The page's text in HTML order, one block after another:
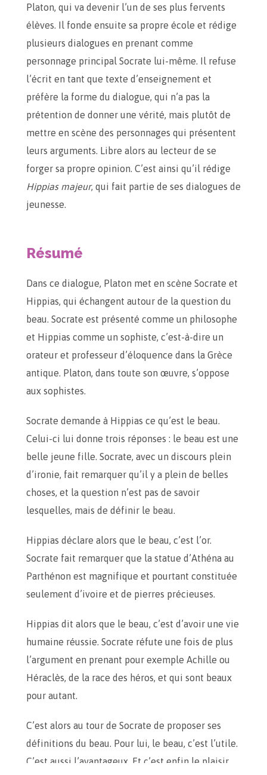
Platon, qui va devenir l’un de ses plus fervents
élèves. Il fonde ensuite sa propre école et rédige
plusieurs dialogues en prenant comme
personnage principal Socrate lui-même. Il refuse
l’écrit en tant que texte d’enseignement et
préfère la forme du dialogue, qui n’a pas la
prétention de donner une vérité, mais plutôt de
mettre en scène des personnages qui présentent
leurs arguments. Libre alors au lecteur de se
forger sa propre opinion. C’est ainsi qu’il rédige
Hippias majeur, qui fait partie de ses dialogues de
jeunesse.
Résumé
Dans ce dialogue, Platon met en scène Socrate et
Hippias, qui échangent autour de la question du
beau. Socrate est présenté comme un philosophe
et Hippias comme un sophiste, c’est-à-dire un
orateur et professeur d’éloquence dans la Grèce
antique. Platon, dans toute son œuvre, s’oppose
aux sophistes.
Socrate demande à Hippias ce qu’est le beau.
Celui-ci lui donne trois réponses : le beau est une
belle jeune fille. Socrate, avec un discours plein
d’ironie, fait remarquer qu’il y a plein de belles
choses, et la question n’est pas de savoir
lesquelles, mais de définir le beau.
Hippias déclare alors que le beau, c’est l’or.
Socrate fait remarquer que la statue d’Athéna au
Parthénon est magnifique et pourtant constituée
seulement d’ivoire et de pierres précieuses.
Hippias dit alors que le beau, c’est d’avoir une vie
humaine réussie. Socrate réfute une fois de plus
l’argument en prenant pour exemple Achille ou
Héraclès, de la race des héros, et qui sont beaux
pour autant.
C’est alors au tour de Socrate de proposer ses
définitions du beau. Pour lui, le beau, c’est l’utile.
C’est aussi l’avantageux. Et c’est enfin le plaisir